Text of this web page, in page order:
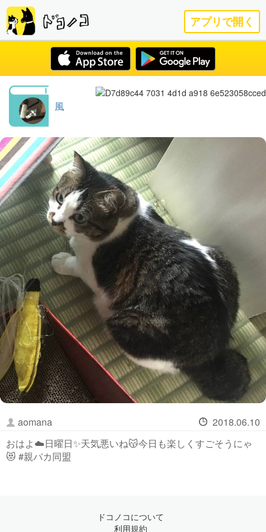
アプリで開く
風
aomana
2018.06.10
おはよ☁️日曜日✨天気悪いね😽今日も楽しくすごそうにゃ
😻 #親バカ同盟
ドコノコについて
利用規約